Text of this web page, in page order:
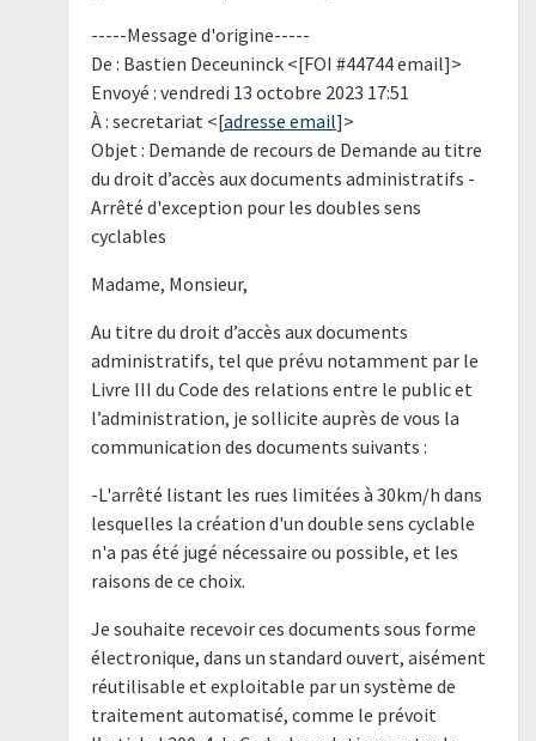
-----Message d'origine-----
De : Bastien Deceuninck <[FOI #44744 email]>
Envoyé : vendredi 13 octobre 2023 17:51
À : secretariat <[adresse email]>
Objet : Demande de recours de Demande au titre
du droit d’accès aux documents administratifs -
Arrêté d'exception pour les doubles sens
cyclables
Madame, Monsieur,
Au titre du droit d’accès aux documents
administratifs, tel que prévu notamment par le
Livre III du Code des relations entre le public et
l’administration, je sollicite auprès de vous la
communication des documents suivants :
-L'arrêté listant les rues limitées à 30km/h dans
lesquelles la création d'un double sens cyclable
n'a pas été jugé nécessaire ou possible, et les
raisons de ce choix.
Je souhaite recevoir ces documents sous forme
électronique, dans un standard ouvert, aisément
réutilisable et exploitable par un système de
traitement automatisé, comme le prévoit